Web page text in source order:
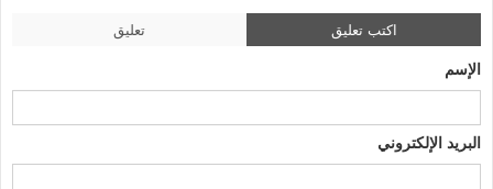
اكتب تعليق تعليق
الإسم
البريد الإلكتروني